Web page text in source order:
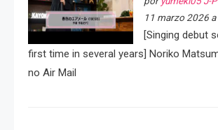
11 marzo 2026 a
[Singing debut
first time in several years] Noriko
no Air Mail